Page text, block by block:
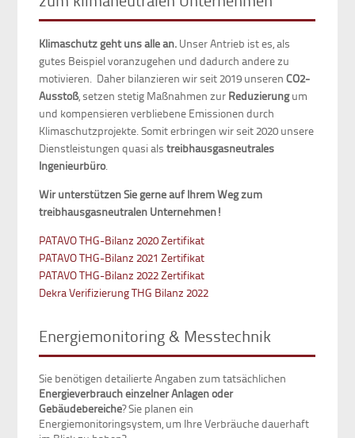
Klimaschutz geht uns alle an. Unser Antrieb ist es, als
gutes Beispiel voranzugehen und dadurch andere zu
motivieren. Daher bilanzieren wir seit 2019 unserenCO2-
Ausstoß, setzen stetig Maßnahmen zur Reduzierungum
und kompensieren verbliebene Emissionen durch
Klimaschutzprojekte. Somit erbringen wir seit 2020 unsere
Dienstleistungen quasi alstreibhausgasneutrales
Ingenieurbüro.
Wir unterstützen Sie gerne auf Ihrem Weg zum
treibhausgasneutralen Unternehmen!
PATAVO THG-Bilanz 2020 Zertifikat
PATAVO THG-Bilanz 2021 Zertifikat
PATAVO THG-Bilanz 2022 Zertifikat
Dekra Verifizierung THG Bilanz 2022
Energiemonitoring & Messtechnik
Sie benötigen detailierte Angaben zum tatsächlichen
Energieverbrauch einzelner Anlagen oder
Gebäudebereiche? Sie planen ein
Energiemonitoringsystem, um Ihre Verbräuche dauerhaft